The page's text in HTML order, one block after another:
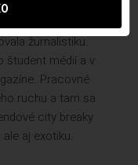
žurnalistiku.
študent médií a v
Pracovné
ruchu a tam sa
city breaky
aj exotiku.